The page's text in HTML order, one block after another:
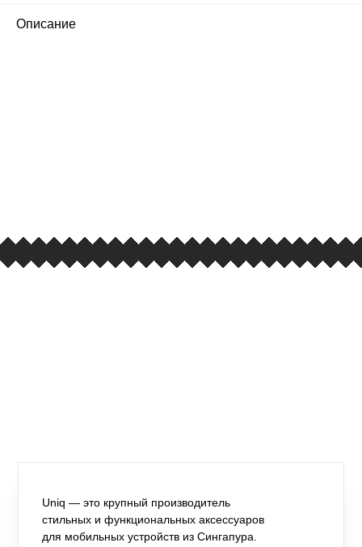
Описание
Uniq — это крупный производитель
стильных и функциональных аксессуаров
для мобильных устройств из Сингапура.